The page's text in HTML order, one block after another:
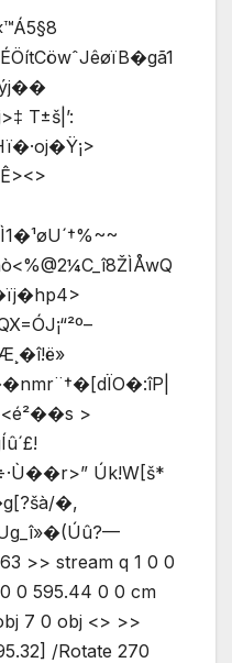
T±š|’:
>
Úk!W[š*
�,
>> stream q 1 0 0
0 595.44 0 0 cm
7 0 obj <> >>
/Rotate 270